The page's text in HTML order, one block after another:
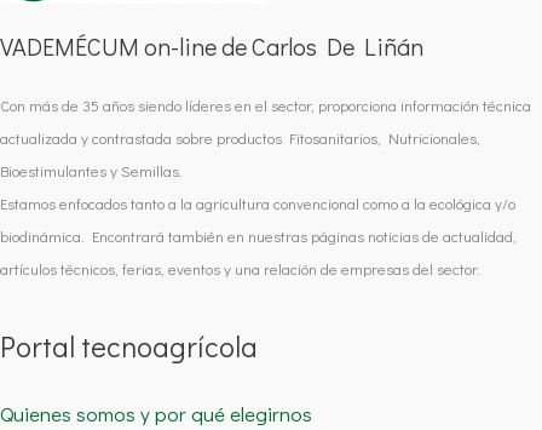
VADEMÉCUM on-line de Carlos De Liñán
Con más de 35 años siendo líderes en el sector, proporciona información técnica
actualizada y contrastada sobre productos Fitosanitarios, Nutricionales,
Bioestimulantes y Semillas.
Estamos enfocados tanto a la agricultura convencional como a la ecológica y/o
biodinámica. Encontrará también en nuestras páginas noticias de actualidad,
artículos técnicos, ferias, eventos y una relación de empresas del sector.
Portal tecnoagrícola
Quienes somos y por qué elegirnos